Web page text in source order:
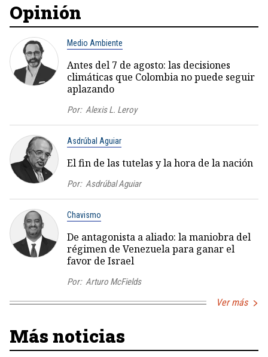
Opinión
Medio Ambiente
Antes del 7 de agosto: las decisiones
climáticas que Colombia no puede seguir
aplazando
Por: Alexis L. Leroy
Asdrúbal Aguiar
El fin de las tutelas y la hora de la nación
Por: Asdrúbal Aguiar
Chavismo
De antagonista a aliado: la maniobra del
régimen de Venezuela para ganar el
favor de Israel
Por: Arturo McFields
Ver más
Más noticias